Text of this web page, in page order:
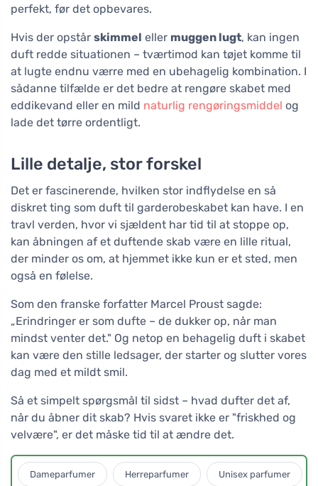
perfekt, før det opbevares.
Hvis der opstår skimmel eller muggen lugt, kan ingen
duft redde situationen – tværtimod kan tøjet komme til
at lugte endnu værre med en ubehagelig kombination. I
sådanne tilfælde er det bedre at rengøre skabet med
eddikevand eller en mild naturlig rengøringsmiddel og
lade det tørre ordentligt.
Lille detalje, stor forskel
Det er fascinerende, hvilken stor indflydelse en så
diskret ting som duft til garderobeskabet kan have. I en
travl verden, hvor vi sjældent har tid til at stoppe op,
kan åbningen af et duftende skab være en lille ritual,
der minder os om, at hjemmet ikke kun er et sted, men
også en følelse.
Som den franske forfatter Marcel Proust sagde:
„Erindringer er som dufte – de dukker op, når man
mindst venter det." Og netop en behagelig duft i skabet
kan være den stille ledsager, der starter og slutter vores
dag med et mildt smil.
Så et simpelt spørgsmål til sidst – hvad dufter det af,
når du åbner dit skab? Hvis svaret ikke er "friskhed og
velvære", er det måske tid til at ændre det.
Dameparfumer Herreparfumer Unisex parfumer